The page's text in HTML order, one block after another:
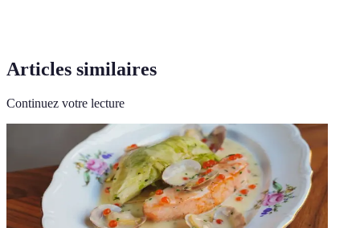
Articles similaires
Continuez votre lecture